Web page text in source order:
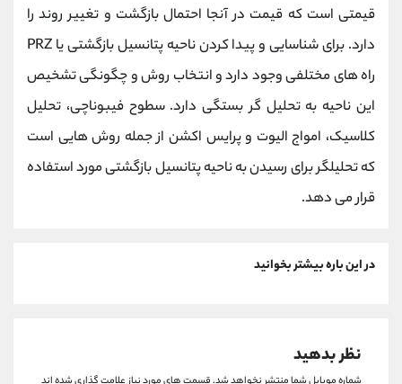
قیمتی است که قیمت در آنجا احتمال بازگشت و تغییر روند را
دارد. برای شناسایی و پیدا کردن ناحیه پتانسیل بازگشتی یا PRZ
راه های مختلفی وجود دارد و انتخاب روش و چگونگی تشخیص
این ناحیه به تحلیل‌ گر بستگی دارد. سطوح فیبوناچی، تحلیل
کلاسیک، امواج الیوت و پرایس اکشن از جمله روش هایی است
که تحلیلگر برای رسیدن به ناحیه پتانسیل بازگشتی مورد استفاده
قرار می دهد.
در این باره بیشتر بخوانید
نظر بدهید